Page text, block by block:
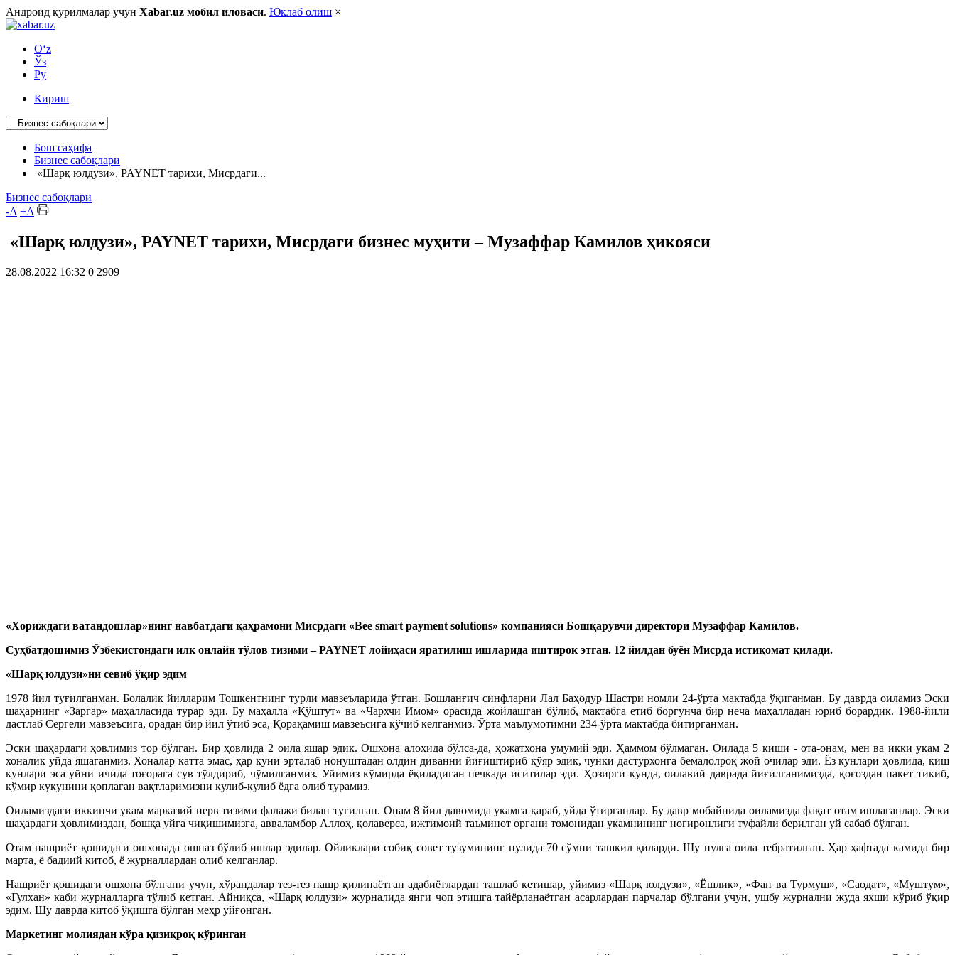
Андроид қурилмалар учун Xabar.uz мобил иловаси. Юклаб олиш ×
O‘z
Ўз
Ру
Кириш
Бош саҳифа
Бизнес сабоқлари
«Шарқ юлдузи», PAYNET тарихи, Мисрдаги...
Бизнес сабоқлари
-A +A
«Шарқ юлдузи», PAYNET тарихи, Мисрдаги бизнес муҳити – Музаффар Камилов ҳикояси
28.08.2022 16:32 0 2909
«Хориждаги ватандошлар»нинг навбатдаги қаҳрамони Мисрдаги «Bee smart payment solutions» компанияси Бошқарувчи директори Музаффар Камилов.
Суҳбатдошимиз Ўзбекистондаги илк онлайн тўлов тизими –PAYNET лойиҳаси яратилиш ишларида иштирок этган. 12 йилдан буён Мисрда истиқомат қилади.
«Шарқ юлдузи»ни севиб ўқир эдим
1978 йил туғилганман. Болалик йилларим Тошкентнинг турли мавзеъларида ўтган. Бошланғич синфларни Лал Баҳодур Шастри номли 24-ўрта мактабда ўқиганман. Бу даврда оиламиз Эски
шаҳарнинг «Заргар» маҳалласида турар эди. Бу маҳалла «Қўштут» ва «Чархчи Имом» орасида жойлашган бўлиб, мактабга етиб боргунча бир неча маҳалладан юриб борардик. 1988-йили
дастлаб Сергели мавзеъсига, орадан бир йил ўтиб эса, Қорақамиш мавзеъсига кўчиб келганмиз. Ўрта маълумотимни 234-ўрта мактабда битирганман.
Эски шаҳардаги ҳовлимиз тор бўлган. Бир ҳовлида 2 оила яшар эдик. Ошхона алоҳида бўлса-да, ҳожатхона умумий эди. Ҳаммом бўлмаган. Оилада 5 киши - ота-онам, мен ва икки укам 2
хоналик уйда яшаганмиз. Хоналар катта эмас, ҳар куни эрталаб нонуштадан олдин диванни йиғиштириб қўяр эдик, чунки дастурхонга бемалолроқ жой очилар эди. Ёз кунлари ҳовлида, қиш
кунлари эса уйни ичида тоғорага сув тўлдириб, чўмилганмиз. Уйимиз кўмирда ёқиладиган печкада иситилар эди. Ҳозирги кунда, оилавий даврада йиғилганимизда, қоғоздан пакет тикиб,
кўмир кукунини қоплаган вақтларимизни кулиб-кулиб ёдга олиб турамиз.
Оиламиздаги иккинчи укам марказий нерв тизими фалажи билан туғилган. Онам 8 йил давомида укамга қараб, уйда ўтирганлар. Бу давр мобайнида оиламизда фақат отам ишлаганлар. Эски
шаҳардаги ҳовлимиздан, бошқа уйга чиқишимизга, авваламбор Аллоҳ, қолаверса, ижтимоий таъминот органи томонидан укамнининг ногиронлиги туфайли берилган уй сабаб бўлган.
Отам нашриёт қошидаги ошхонада ошпаз бўлиб ишлар эдилар. Ойликлари собиқ совет тузумининг пулида 70 сўмни ташкил қиларди. Шу пулга оила тебратилган. Ҳар ҳафтада камида бир
марта, ё бадиий китоб, ё журналлардан олиб келганлар.
Нашриёт қошидаги ошхона бўлгани учун, хўрандалар тез-тез нашр қилинаётган адабиётлардан ташлаб кетишар, уйимиз «Шарқ юлдузи», «Ёшлик», «Фан ва Турмуш», «Саодат», «Муштум»,
«Гулхан» каби журналларга тўлиб кетган. Айниқса, «Шарқ юлдузи» журналида янги чоп этишга тайёрланаётган асарлардан парчалар бўлгани учун, ушбу журнални жуда яхши кўриб ўқир
эдим. Шу даврда китоб ўқишга бўлган меҳр уйғонган.
Маркетинг молиядан кўра қизиқроқ кўринган